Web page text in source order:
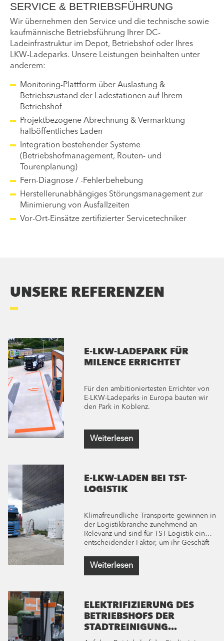
SERVICE & BETRIEBSFÜHRUNG
Wir übernehmen den Service und die technische sowie
kaufmännische Betriebsführung Ihrer DC-
Ladeinfrastruktur im Depot, Betriebshof oder Ihres
LKW-Ladeparks. Unsere Leistungen beinhalten unter
anderem:
Monitoring-Plattform über Auslastung &
Betriebszustand der Ladestationen auf Ihrem
Betriebshof
Projektbezogene Abrechnung & Vermarktung
halböffentliches Laden
Integration bestehender Systeme
(Betriebshofmanagement, Routen- und
Tourenplanung)
Fern-Diagnose / -Fehlerbehebung
Herstellerunabhängiges Störungsmanagement zur
Minimierung von Ausfallzeiten
Vor-Ort-Einsätze zertifizierter Servicetechniker
UNSERE REFERENZEN
E-LKW-LADEPARK FÜR
MILENCE ERRICHTET
Für den ambitioniertesten Errichter von
E-LKW-Ladeparks in Europa bauten wir
den Park in Koblenz.
Weiterlesen
E-LKW-LADEN BEI TST-
LOGISTIK
Klimafreundliche Transporte gewinnen in
der Logistikbranche zunehmend an
Relevanz und sind für TST-Logistik ein
entscheidender Faktor, um ihr Geschäft
aufzustellen. Daher haben wir im Depot
des Logistikunternehmens in Worms
Weiterlesen
ELEKTRIFIZIERUNG DES
BETRIEBSHOFS DER
STADTREINIGUNG
HAMBURG